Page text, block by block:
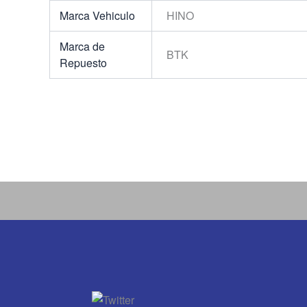
Marca Vehiculo
HINO
Marca de
Repuesto
BTK